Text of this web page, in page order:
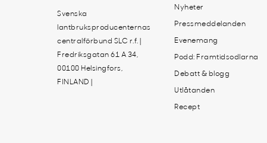
Svenska
lantbruksproducenternas
centralförbund SLC r.f. |
Fredriksgatan 61 A 34,
00100 Helsingfors,
FINLAND |
Nyheter
Pressmeddelanden
Evenemang
Podd: Framtidsodlarna
Debatt & blogg
Utlåtanden
Recept